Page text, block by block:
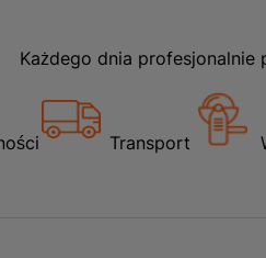
Każdego dnia
Transport